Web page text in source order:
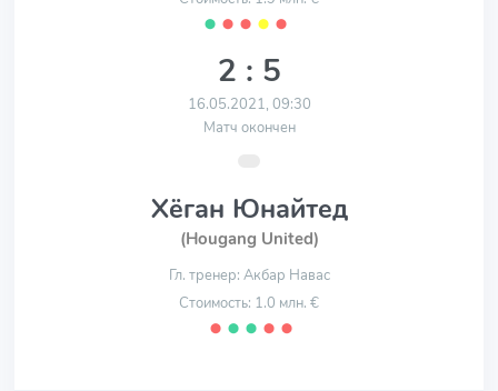
⬤ ⬤ ⬤ ⬤ ⬤
2 : 5
16.05.2021, 09:30
Матч окончен
Хёган Юнайтед
(Hougang United)
Гл. тренер: Акбар Навас
Стоимость: 1.0 млн. €
⬤ ⬤ ⬤ ⬤ ⬤